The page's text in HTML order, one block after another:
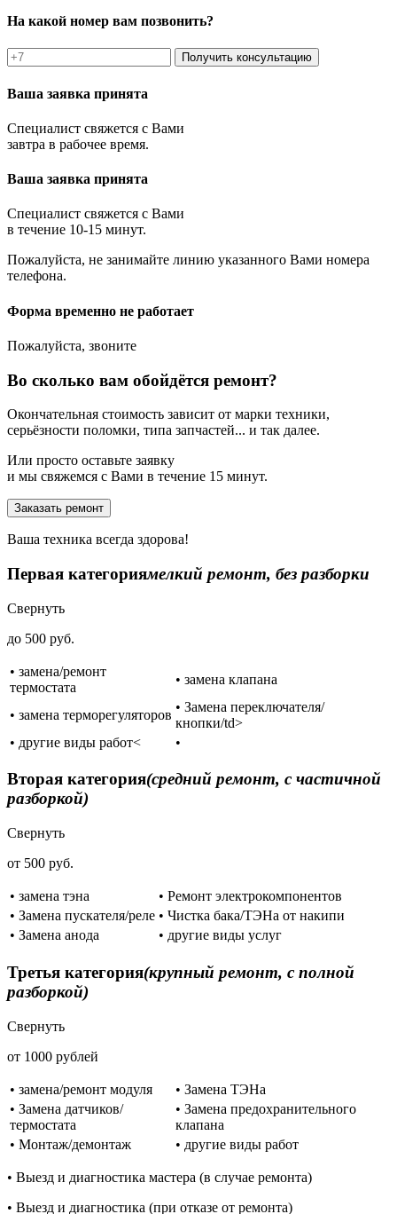
На какой номер вам позвонить?
Получить консультацию
Ваша заявка принята
Специалист свяжется с Вами
завтра в рабочее время.
Ваша заявка принята
Специалист свяжется с Вами
в течение 10-15 минут.
Пожалуйста, не занимайте линию указанного Вами номера
телефона.
Форма временно не работает
Пожалуйста, звоните
Во сколько вам обойдётся ремонт?
Окончательная стоимость зависит от марки техники,
серьёзности поломки, типа запчастей... и так далее.
Или просто оставьте заявку
и мы свяжемся с Вами в течение 15 минут.
Заказать ремонт
Ваша техника всегда здорова!
Первая категориямелкий ремонт, без разборки
Свернуть
до 500 руб.
• замена/ремонт
термостата
• замена клапана
• замена терморегуляторов
• Замена переключателя/
кнопки/td>
• другие виды работ<
•
Вторая категория(средний ремонт, с частичной
разборкой)
Свернуть
от 500 руб.
• замена тэна
• Ремонт электрокомпонентов
• Замена пускателя/реле • Чистка бака/ТЭНа от накипи
• Замена анода
• другие виды услуг
Третья категория(крупный ремонт, с полной
разборкой)
Свернуть
от 1000 рублей
• замена/ремонт модуля
• Замена ТЭНа
• Замена датчиков/
термостата
• Замена предохранительного
клапана
• Монтаж/демонтаж
• другие виды работ
• Выезд и диагностика мастера (в случае ремонта)
• Выезд и диагностика (при отказе от ремонта)